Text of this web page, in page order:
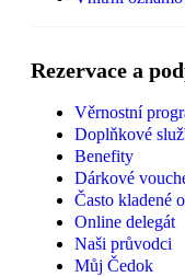
Rezervace a
Věrnostní
Doplňkové
Benefity
Dárkové
Často kladené
Online delegát
Naši průvodci
Můj Čedok